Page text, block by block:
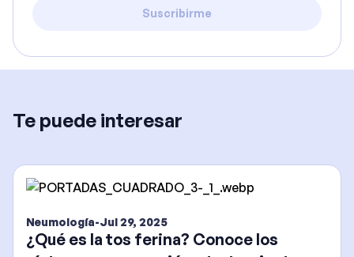
Suscribirme
Te puede interesar
Neumología-Jul 29, 2025
¿Qué es la tos ferina? Conoce los